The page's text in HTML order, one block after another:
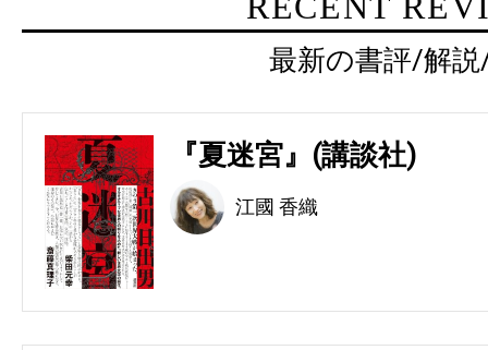
最新の書評/解
『夏迷宮』(講談社)
江國 香織